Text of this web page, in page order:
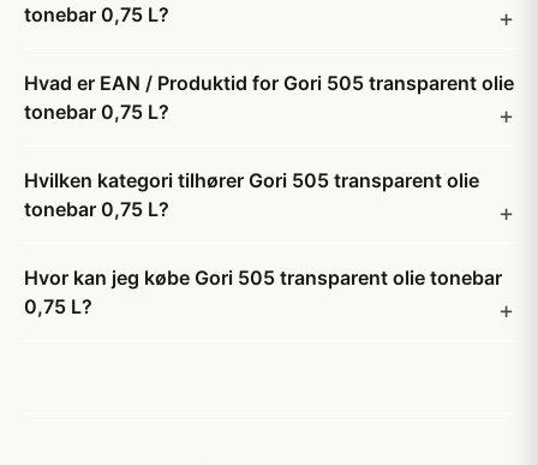
tonebar 0,75 L?
Hvad er EAN / Produktid for Gori 505 transparent olie
tonebar 0,75 L?
Hvilken kategori tilhører Gori 505 transparent olie
tonebar 0,75 L?
Hvor kan jeg købe Gori 505 transparent olie tonebar
0,75 L?